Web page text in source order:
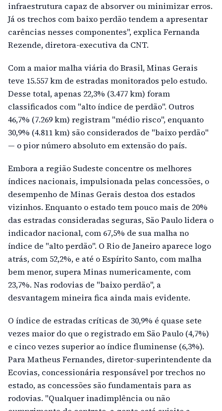
infraestrutura capaz de absorver ou minimizar erros.
Já os trechos com baixo perdão tendem a apresentar
carências nesses componentes", explica Fernanda
Rezende, diretora-executiva da CNT.
Com a maior malha viária do Brasil, Minas Gerais
teve 15.557 km de estradas monitorados pelo estudo.
Desse total, apenas 22,3% (3.477 km) foram
classificados com "alto índice de perdão". Outros
46,7% (7.269 km) registram "médio risco", enquanto
30,9% (4.811 km) são considerados de "baixo perdão"
— o pior número absoluto em extensão do país.
Embora a região Sudeste concentre os melhores
índices nacionais, impulsionada pelas concessões, o
desempenho de Minas Gerais destoa dos estados
vizinhos. Enquanto o estado tem pouco mais de 20%
das estradas consideradas seguras, São Paulo lidera o
indicador nacional, com 67,5% de sua malha no
índice de "alto perdão". O Rio de Janeiro aparece logo
atrás, com 52,2%, e até o Espírito Santo, com malha
bem menor, supera Minas numericamente, com
23,7%. Nas rodovias de "baixo perdão", a
desvantagem mineira fica ainda mais evidente.
O índice de estradas críticas de 30,9% é quase sete
vezes maior do que o registrado em São Paulo (4,7%)
e cinco vezes superior ao índice fluminense (6,3%).
Para Matheus Fernandes, diretor-superintendente da
Ecovias, concessionária responsável por trechos no
estado, as concessões são fundamentais para as
rodovias. "Qualquer inadimplência ou não